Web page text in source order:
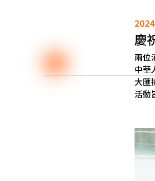
慶
兩位
中華
大匯
活動